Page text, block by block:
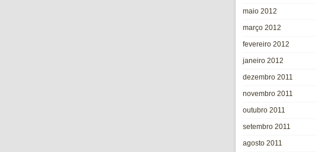
maio 2012
março 2012
fevereiro 2012
janeiro 2012
dezembro 2011
novembro 2011
outubro 2011
setembro 2011
agosto 2011